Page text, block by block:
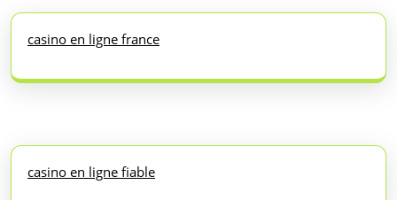
casino en ligne france
casino en ligne fiable